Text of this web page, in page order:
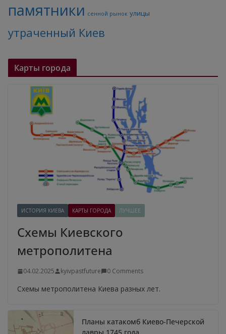
памятники сенной рынок улицы
утраченный Киев
Карты города
ИСТОРИЯ КИЕВА КАРТЫ ГОРОДА ЛУЧШЕЕ
Схемы Киевского
метрополитена
04.02.2025 kyivpastfuture 0 Comments
Схемы метрополитена Киева разных лет.
Планы катакомб Киево-Печерской